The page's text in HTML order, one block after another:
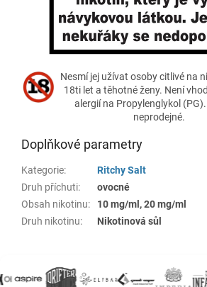
Nesmí jej užívat osoby citlivé na
18ti let a těhotné ženy. Není
alergií na Propylenglykol
neprodejné.
Doplňkové parametry
Kategorie:
Ritchy Salt
Druh příchuti:
ovocné
Obsah nikotinu:
10 mg/ml, 20 mg/ml
Druh nikotinu: Nikotinová sůl